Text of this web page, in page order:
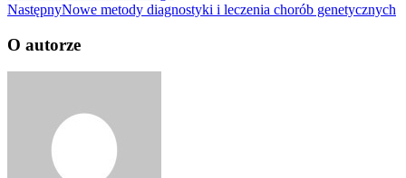
NastępnyNowe metody diagnostyki i leczenia chorób genetycznych
O autorze